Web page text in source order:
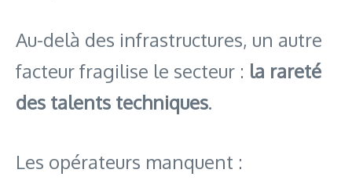
Au-delà des infrastructures, un autre
facteur fragilise le secteur : la rareté
des talents techniques.
Les opérateurs manquent :